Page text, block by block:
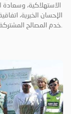
الاستهلاكية، وسعادة
الإحسان الخيرية،
يخدم المصالح
المحتاجة والمتعففة